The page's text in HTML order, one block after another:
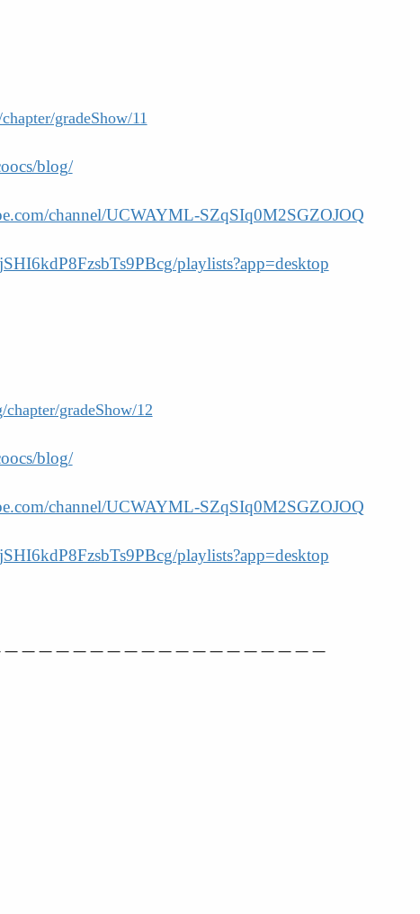
gradeShow/11
blog/
channel/UCWAYML-SZqSIq0M2SGZOJOQ
playlists?app=desktop
gradeShow/12
blog/
channel/UCWAYML-SZqSIq0M2SGZOJOQ
playlists?app=desktop
－－－－－－－－－－－－－－－－－－